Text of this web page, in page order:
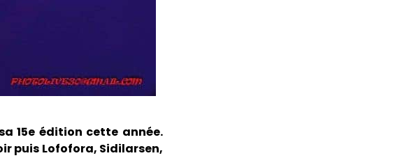
15e édition cette année.
puis Lofofora, Sidilarsen,